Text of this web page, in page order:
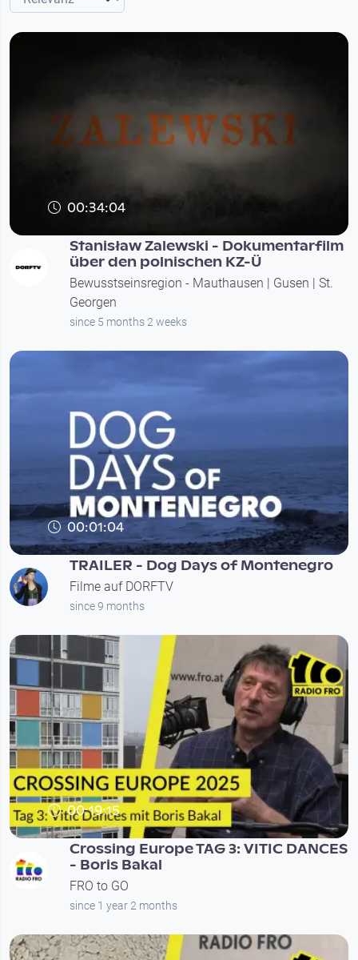
00:34:04
Stanisław Zalewski - Dokumentarfilm
über den polnischen KZ-Ü
Bewusstseinsregion - Mauthausen | Gusen | St.
Georgen
since 5 months 2 weeks
00:01:04
TRAILER - Dog Days of Montenegro
Filme auf DORFTV
since 9 months
00:19:15
Crossing Europe TAG 3: VITIC DANCES
- Boris Bakal
FRO to GO
since 1 year 2 months